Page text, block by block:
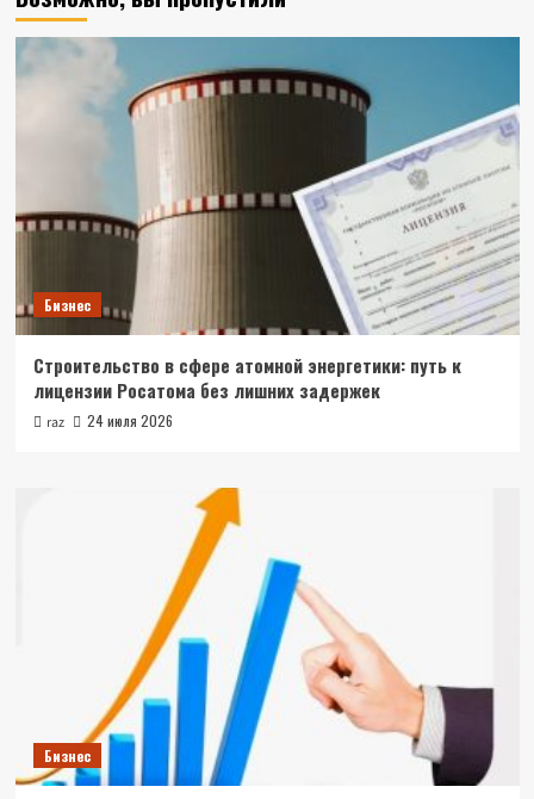
Бизнес
Строительство в сфере атомной энергетики: путь к
лицензии Росатома без лишних задержек
raz 24 июля 2026
Бизнес